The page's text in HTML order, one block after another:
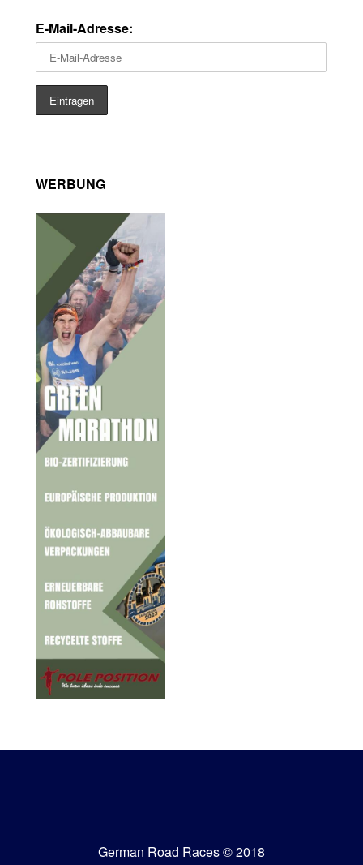
E-Mail-Adresse:
WERBUNG
German Road Races © 2018